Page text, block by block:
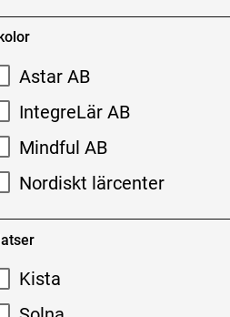
Astar AB
IntegreLär AB
Mindful AB
Nordiskt lärcenter
Kista